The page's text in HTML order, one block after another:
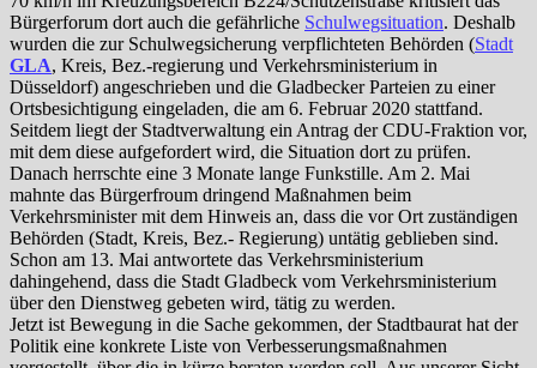
Bürgerforum dort auch die gefährliche Schulwegsituation. Deshalb
wurden die zur Schulwegsicherung verpflichteten Behörden (Stadt
GLA, Kreis, Bez.-regierung und Verkehrsministerium in
Düsseldorf) angeschrieben und die Gladbecker Parteien zu einer
Ortsbesichtigung eingeladen, die am 6. Februar 2020 stattfand.
Seitdem liegt der Stadtverwaltung ein Antrag der CDU-Fraktion vor,
mit dem diese aufgefordert wird, die Situation dort zu prüfen.
Danach herrschte eine 3 Monate lange Funkstille. Am 2. Mai
mahnte das Bürgerfroum dringend Maßnahmen beim
Verkehrsminister mit dem Hinweis an, dass die vor Ort zuständigen
Behörden (Stadt, Kreis, Bez.- Regierung) untätig geblieben sind.
Schon am 13. Mai antwortete das Verkehrsministerium
dahingehend, dass die Stadt Gladbeck vom Verkehrsministerium
über den Dienstweg gebeten wird, tätig zu werden.
Jetzt ist Bewegung in die Sache gekommen, der Stadtbaurat hat der
Politik eine konkrete Liste von Verbesserungsmaßnahmen